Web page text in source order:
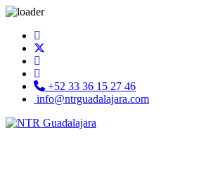
+52 33 36 15 27 46
info@ntrguadalajara.com